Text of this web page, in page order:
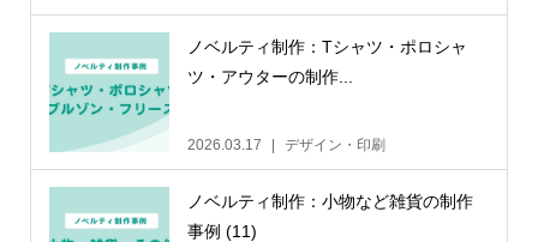
ノベルティ制作：Tシャツ・ポロシャ
ツ・アウターの制作...
2026.03.17 デザイン・印刷
ノベルティ制作：小物など雑貨の制作
事例 (11)